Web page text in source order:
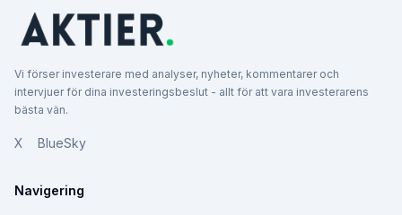
Vi förser investerare med analyser, nyheter, kommentarer och
intervjuer för dina investeringsbeslut - allt för att vara investerarens
bästa vän.
X BlueSky
Navigering